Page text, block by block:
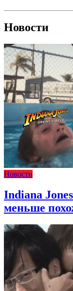
Новости
Новости
Indiana
меньше